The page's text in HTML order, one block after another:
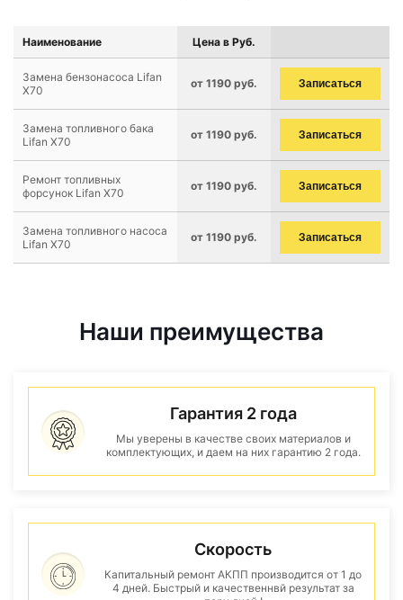
Наименование Цена в Руб.
Замена бензонасоса Lifan
X70
от 1190 руб. Записаться
Замена топливного бака
Lifan X70
от 1190 руб. Записаться
Ремонт топливных
форсунок Lifan X70
от 1190 руб. Записаться
Замена топливного насоса
Lifan X70
от 1190 руб. Записаться
Наши преимущества
Гарантия 2 года
Мы уверены в качестве своих материалов и
комплектующих, и даем на них гарантию 2 года.
Скорость
Капитальный ремонт АКПП производится от 1 до
4 дней. Быстрый и качественнвй результат за